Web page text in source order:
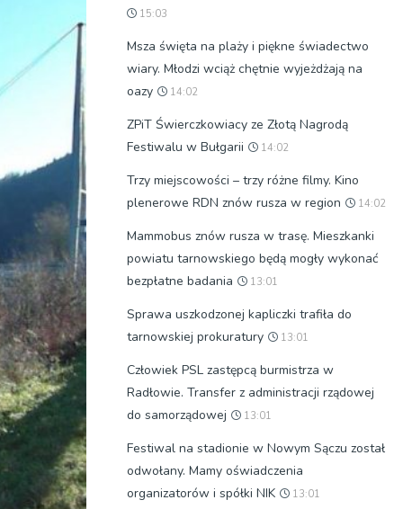
15:03
Msza święta na plaży i piękne świadectwo
wiary. Młodzi wciąż chętnie wyjeżdżają na
oazy
14:02
ZPiT Świerczkowiacy ze Złotą Nagrodą
Festiwalu w Bułgarii
14:02
Trzy miejscowości – trzy różne filmy. Kino
plenerowe RDN znów rusza w region
14:02
Mammobus znów rusza w trasę. Mieszkanki
powiatu tarnowskiego będą mogły wykonać
bezpłatne badania
13:01
Sprawa uszkodzonej kapliczki trafiła do
tarnowskiej prokuratury
13:01
Człowiek PSL zastępcą burmistrza w
Radłowie. Transfer z administracji rządowej
do samorządowej
13:01
Festiwal na stadionie w Nowym Sączu został
odwołany. Mamy oświadczenia
organizatorów i spółki NIK
13:01